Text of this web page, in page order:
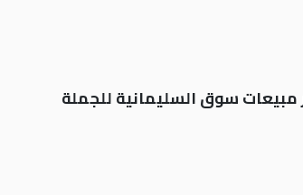
سوق السليمانية للجملة